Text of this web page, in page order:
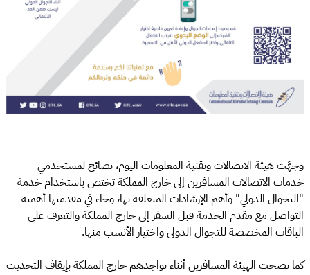
وجهَّت هيئة الاتصالات وتقنية المعلومات اليوم، نصائح لمستخدمي
خدمات الاتصالات المسافرين إلى خارج المملكة تختص باستخدام خدمة
"التجوال الدولي" وأهم الإرشادات المتعلقة بها، وجاء في مقدمتها أهمية
التواصل مع مقدم الخدمة قبل السفر إلى خارج المملكة والتعرف على
الباقات المخصصة للتجوال الدولي واختيار الأنسب منها.
كما نصحت الهيئة المسافرين أثناء تواجدهم خارج المملكة بإيقاف التحديث